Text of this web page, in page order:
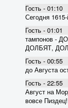
Гость - 01:10
Сегодня
Гость - 01:01
тампонов -
ДОЛБЯТ,
Гость - 00:55
до Августа
Гость - 22:55
Август на
вовсе